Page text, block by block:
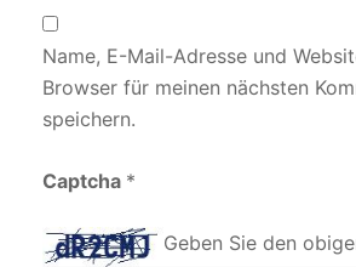
Name, E-Mail-Adresse und
Browser für meinen nächsten
speichern.
Captcha *
Geben Sie den